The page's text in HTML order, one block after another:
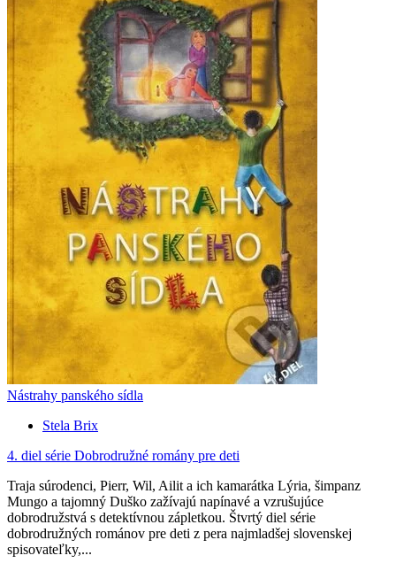
Nástrahy panského sídla
Stela Brix
4. diel série Dobrodružné romány pre deti
Traja súrodenci, Pierr, Wil, Ailit a ich kamarátka Lýria, šimpanz
Mungo a tajomný Duško zažívajú napínavé a vzrušujúce
dobrodružstvá s detektívnou zápletkou. Štvrtý diel série
dobrodružných románov pre deti z pera najmladšej slovenskej
spisovateľky,...